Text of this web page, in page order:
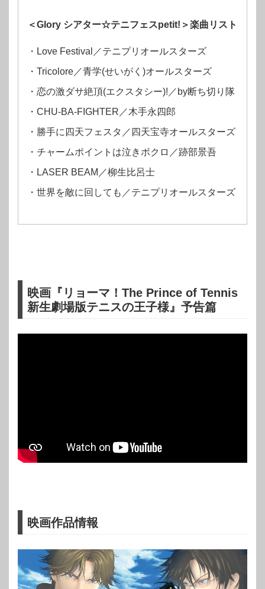
＜Glory シアター☆テニフェスpetit!＞楽曲リスト
・Love Festival／テニプリオールスターズ
・Tricolore／青学(せいがく)オールスターズ
・恋の激ダサ絶頂(エクスタシー)!／by断ち切り隊
・CHU-BA-FIGHTER／木手永四郎
・勝手に四天フェスタ／四天宝寺オールスターズ
・チャームポイントは泣きボクロ／跡部景吾
・LASER BEAM／柳生比呂士
・世界を敵に回しても／テニプリオールスターズ
映画『リョーマ！The Prince of Tennis
新生劇場版テニスの王子様』予告篇
映画作品情報